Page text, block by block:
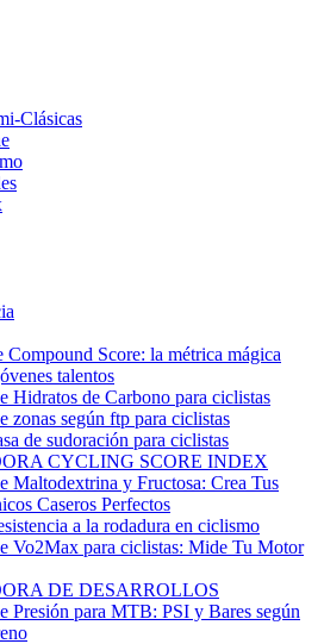
Clásicas
Compound Score: la métrica mágica
talentos
Hidratos de Carbono para ciclistas
zonas según ftp para ciclistas
de sudoración para ciclistas
CYCLING SCORE INDEX
Maltodextrina y Fructosa: Crea Tus
Caseros Perfectos
a la rodadura en ciclismo
Vo2Max para ciclistas: Mide Tu Motor
DE DESARROLLOS
Presión para MTB: PSI y Bares según